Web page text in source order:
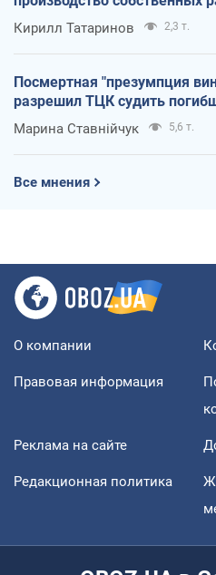
Кирилл Татаринов 2,3 т.
Посмертная "презумпция
разрешил ТЦК судить
Марина Ставнійчук 5,6 т.
Все мнения
О компании
Правовая информация
Реклама на сайте
Редакционная политика